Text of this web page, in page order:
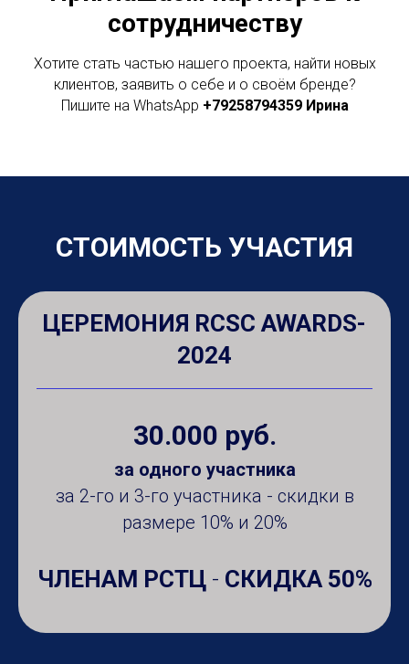
сотрудничеству
Хотите стать частью нашего проекта, найти новых
клиентов, заявить о себе и о своём бренде?
Пишите на WhatsApp +79258794359 Ирина
СТОИМОСТЬ УЧАСТИЯ
ЦЕРЕМОНИЯ RCSC AWARDS-
2024
30.000 руб.
за одного участника
за 2-го и 3-го участника - скидки в
размере 10% и 20%
ЧЛЕНАМ РСТЦ- СКИДКА 50%